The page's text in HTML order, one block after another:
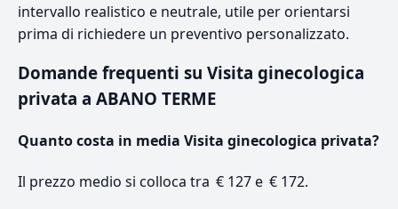
intervallo realistico e neutrale, utile per orientarsi
prima di richiedere un preventivo personalizzato.
Domande frequenti su Visita ginecologica
privata a ABANO TERME
Quanto costa in media Visita ginecologica privata?
Il prezzo medio si colloca tra € 127 e € 172.